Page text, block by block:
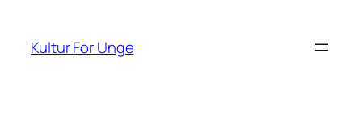
indhold
Kultur For Unge